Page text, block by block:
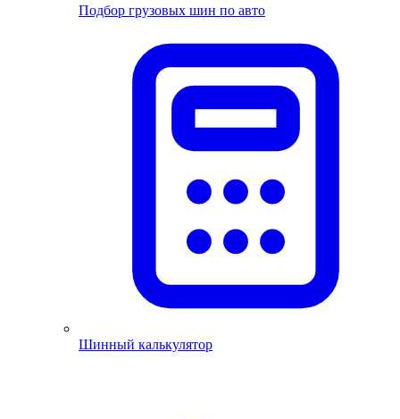
Подбор грузовых шин по авто
Шинный калькулятор